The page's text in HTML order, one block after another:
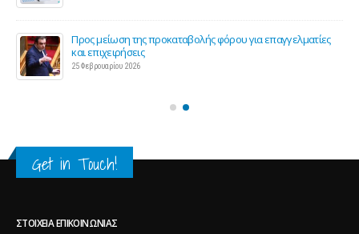
Προς μείωση της προκαταβολής φόρου για επαγγελματίες
και επιχειρήσεις
25 Φεβρουαρίου 2026
Get in Touch!
ΣΤΟΙΧΕΊΑ ΕΠΙΚΟΙΝΩΝΊΑΣ